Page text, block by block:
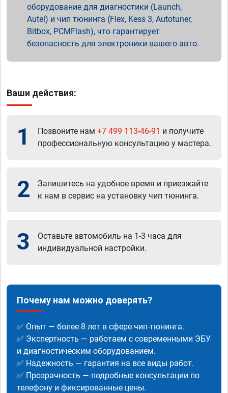
оборудование для диагностики (Launch,
Autel) и чип тюнинга (Flex, Kess 3, Autotuner,
Bitbox, PCMFlash), что гарантирует
безопасность для электроники вашего авто.
Ваши действия:
1 Позвоните нам +7 499 113-46-91 и получите
профессиональную консультацию у мастера.
2
Запишитесь на удобное время и приезжайте
к нам в сервис на установку чип тюнинга.
3
Оставьте автомобиль на 1-3 часа для
индивидуальной настройки.
Почему нам можно доверять?
✅ Опыт — более 8 лет в сфере чип-тюнинга.
✅ Экспертность — работаем с современными ЭБУ
и диагностическим оборудованием.
✅ Надежность — гарантия на все виды работ.
✅ Прозрачность — подробные консультации по
телефону и фиксированные цены.